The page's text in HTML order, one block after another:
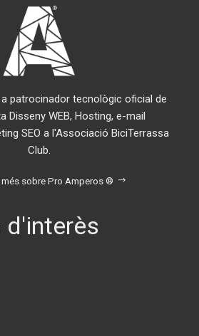
patrocinador tecnològic oficial de
Disseny WEB, Hosting, e-mail
SEO a l'Associació BiciTerrassa
Club.
sobre Pro Amperos ®
d'interès